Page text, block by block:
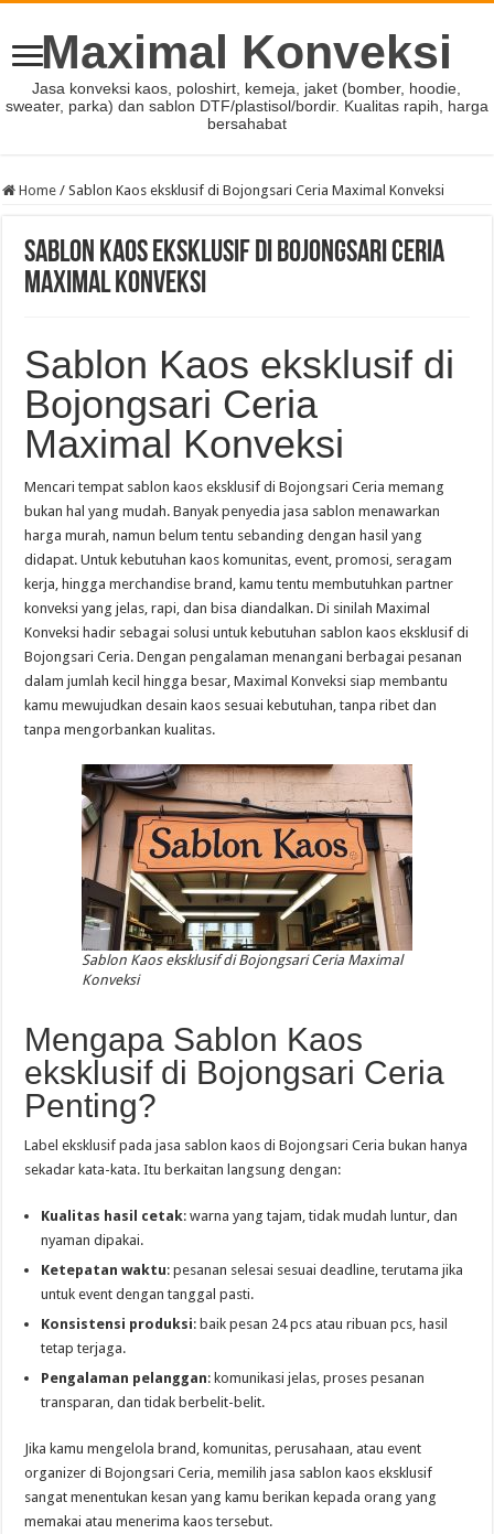
Maximal Konveksi
Jasa konveksi kaos, poloshirt, kemeja, jaket (bomber, hoodie,
sweater, parka) dan sablon DTF/plastisol/bordir. Kualitas rapih, harga
bersahabat
Home / Sablon Kaos eksklusif di Bojongsari Ceria Maximal Konveksi
Sablon Kaos eksklusif di Bojongsari Ceria
Maximal Konveksi
Sablon Kaos eksklusif di
Bojongsari Ceria
Maximal Konveksi
Mencari tempat sablon kaos eksklusif di Bojongsari Ceria memang
bukan hal yang mudah. Banyak penyedia jasa sablon menawarkan
harga murah, namun belum tentu sebanding dengan hasil yang
didapat. Untuk kebutuhan kaos komunitas, event, promosi, seragam
kerja, hingga merchandise brand, kamu tentu membutuhkan partner
konveksi yang jelas, rapi, dan bisa diandalkan. Di sinilah Maximal
Konveksi hadir sebagai solusi untuk kebutuhan sablon kaos eksklusif di
Bojongsari Ceria. Dengan pengalaman menangani berbagai pesanan
dalam jumlah kecil hingga besar, Maximal Konveksi siap membantu
kamu mewujudkan desain kaos sesuai kebutuhan, tanpa ribet dan
tanpa mengorbankan kualitas.
Sablon Kaos eksklusif di Bojongsari Ceria Maximal
Konveksi
Mengapa Sablon Kaos
eksklusif di Bojongsari Ceria
Penting?
Label eksklusif pada jasa sablon kaos di Bojongsari Ceria bukan hanya
sekadar kata-kata. Itu berkaitan langsung dengan:
Kualitas hasil cetak: warna yang tajam, tidak mudah luntur, dan
nyaman dipakai.
Ketepatan waktu: pesanan selesai sesuai deadline, terutama jika
untuk event dengan tanggal pasti.
Konsistensi produksi: baik pesan 24 pcs atau ribuan pcs, hasil
tetap terjaga.
Pengalaman pelanggan: komunikasi jelas, proses pesanan
transparan, dan tidak berbelit-belit.
Jika kamu mengelola brand, komunitas, perusahaan, atau event
organizer di Bojongsari Ceria, memilih jasa sablon kaos eksklusif
sangat menentukan kesan yang kamu berikan kepada orang yang
memakai atau menerima kaos tersebut.